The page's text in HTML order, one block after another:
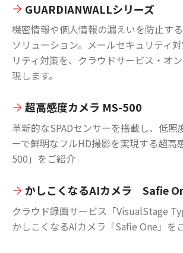
GUARDIANWALLシリーズ
機密情報や個人情報の漏えいを防止す
ソリューション。メールセキュリティ
リティ対策を、クラウドサービス・オ
現します。
超高感度カメラ MS-500
革新的なSPADセンサーを搭載し、低照
ーで鮮明なフルHD撮影を実現する超高
500」をご紹介
かしこくなるAIカメラ Safie
クラウド録画サービス「VisualStage
かしこくなるAIカメラ「Safie One」を